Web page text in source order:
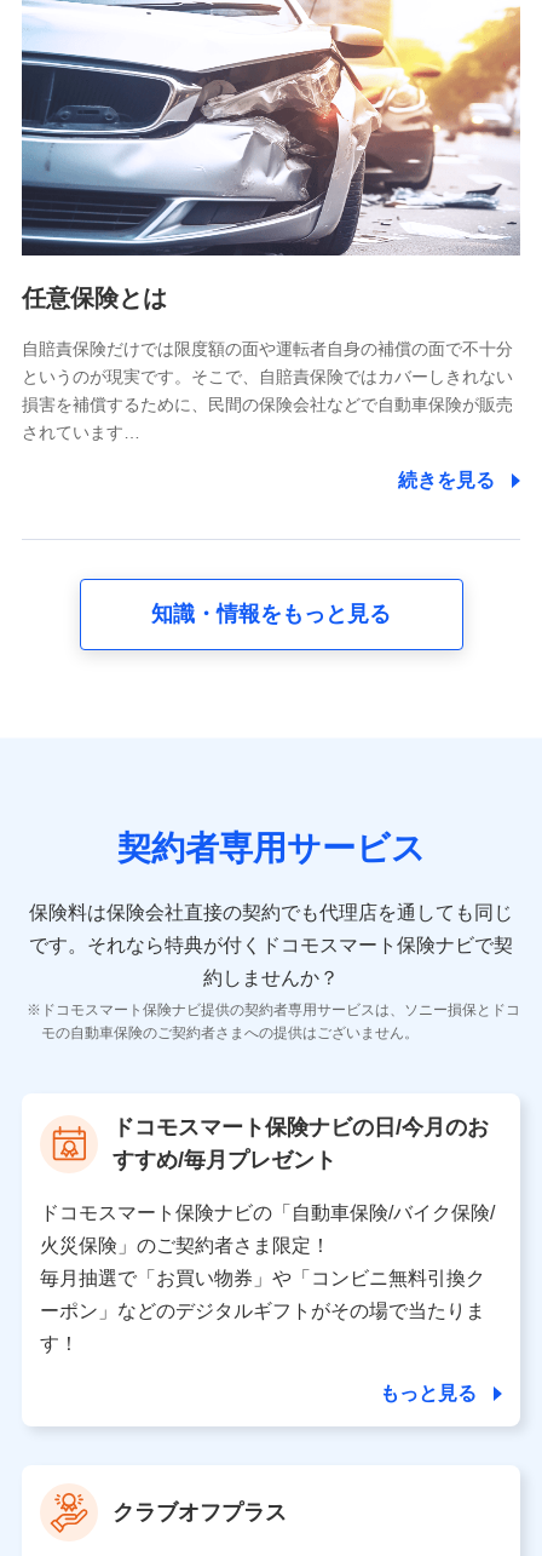
【共同して利用される利用データの項目】
当社又は株式会社NTTドコモがサービス提供等を通じて取得
した、以下の情報などの個人データ
基本情報
氏名、電話番号、メールアドレス、お客さまの識別子、
属性、連絡先、dポイントサービスのご利用に関する情
報。例として、dポイントカード番号、性別、年齢、家族
構成、住所、dポイント残高、dポイント利用履歴などが
含まれます。
当社又は株式会社NTTドコモが提供する各種サービスな
又は株式会社NTTドコモが提供する各種サービスのご契
約状態・ご利用履歴インターネット利用時の行動に関す
る情報、アプリケーション利用時の行動に関する情報、
購入されたサービスや商品の名称・購入場所・決済に関
する情報、アンケートの回答に関する情報などが含まれ
の内容、保険料、保険料のお支払方法、車のメーカーや
走行距離などの情報、建物の構造や築年数などの情報、
険契約に関する情報。例として、保険契約者及び被保険
者の氏名、住所、生年月日、性別、保険契約者と被保険
報、建物の構造や築年数などの情報、ペットの種類や年
齢などの情報などが含まれます。
【共同して利用する者の範囲】
当社
当社又は株式会社NTTドコモが提供する保険関連サービ
スにおけるユーザ登録受付および管理のため
を受けている保険会社・提携会社の保険その他に関する
情報を提供するため、また維持管理等の委託業務遂行の
ため、またそれらに付帯、関連する当社、株式会社NTT
ドコモおよび提携会社のサービスを案内、提供するため
（各サービスで取得したサービス利用履歴、ウェブサイ
トの閲覧履歴、購買履歴、ご契約内容等のパーソナルデ
ータを分析して、お客さまの趣味・嗜好・傾向に応じた
上記に係る案内・手続き・管理等付帯業務を行うため
【当該個人データの管理について責任を有する者の名称・住
所・代表者名】
任意保険とは
自賠責保険だけでは限度額の面や運転者自身の補償の面で不十分
というのが現実です。そこで、自賠責保険ではカバーしきれない
損害を補償するために、民間の保険会社などで自動車保険が販売
されています…
続きを見る
知識・情報をもっと見る
契約者専用サービス
保険料は保険会社直接の契約でも代理店を通しても同じ
です。 それなら特典が付くドコモスマート保険ナビで契
約しませんか？
ドコモスマート保険ナビ提供の契約者専用サービスは、ソニー損保とドコ
モの自動車保険のご契約者さまへの提供はございません。
ドコモスマート保険ナビの日/今月のお
すすめ/毎月プレゼント
ドコモスマート保険ナビの「自動車保険/バイク保険/
火災保険」のご契約者さま限定！
毎月抽選で「お買い物券」や「コンビニ無料引換ク
ーポン」などのデジタルギフトがその場で当たりま
す！
もっと見る
クラブオフプラス